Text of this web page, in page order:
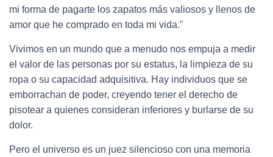
mi forma de pagarte los zapatos más valiosos y llenos de
amor que he comprado en toda mi vida."
Vivimos en un mundo que a menudo nos empuja a medir
el valor de las personas por su estatus, la limpieza de su
ropa o su capacidad adquisitiva. Hay individuos que se
emborrachan de poder, creyendo tener el derecho de
pisotear a quienes consideran inferiores y burlarse de su
dolor.
Pero el universo es un juez silencioso con una memoria